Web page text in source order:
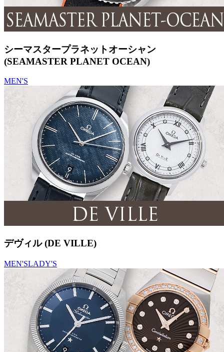
シーマスタープラネットオーシャン
(SEAMASTER PLANET OCEAN)
MEN'S
デヴィル (DE VILLE)
MEN'SLADY'S